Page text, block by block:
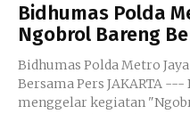
Bidhumas Polda
Ngobrol Bareng
Bidhumas Polda Metro
Bersama Pers JAKARTA --- Bidhumas Polda Metro Jaya
menggelar kegiatan